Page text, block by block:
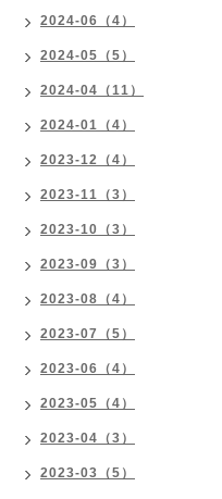
2024-06（4）
2024-05（5）
2024-04（11）
2024-01（4）
2023-12（4）
2023-11（3）
2023-10（3）
2023-09（3）
2023-08（4）
2023-07（5）
2023-06（4）
2023-05（4）
2023-04（3）
2023-03（5）